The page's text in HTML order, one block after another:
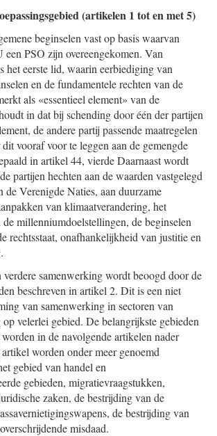
(artikelen 1 tot en met 5)
beginselen vast op basis waarvan
een PSO zijn overeengekomen. Van
het eerste lid, waarin eerbiediging van
en de fundamentele rechten van de
als «essentieel element» van de
in dat bij schending door één der partijen
de andere partij passende maatregelen
vooraf voor te leggen aan de gemengde
in artikel 44, vierde Daarnaast wordt
partijen hechten aan de waarden vastgelegd
de Verenigde Naties, aan duurzame
van klimaatverandering, het
millenniumdoelstellingen, de beginselen
rechtsstaat, onafhankelijkheid van justitie en
samenwerking wordt beoogd door de
beschreven in artikel 2. Dit is een niet
van samenwerking in sectoren van
velerlei gebied. De belangrijkste gebieden
in de navolgende artikelen nader
worden onder meer genoemd
gebied van handel en
gebieden, migratievraagstukken,
zaken, de bestrijding van de
de bestrijding van
misdaad.